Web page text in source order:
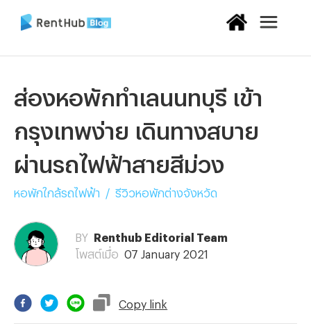
ส่องหอพักทำเลนนทบุรี เข้า
กรุงเทพง่าย เดินทางสบาย
ผ่านรถไฟฟ้าสายสีม่วง
หอพักใกล้รถไฟฟ้า / รีวิวหอพักต่างจังหวัด
BY
Renthub Editorial Team
โพสต์เมื่อ
07 January 2021
Copy link